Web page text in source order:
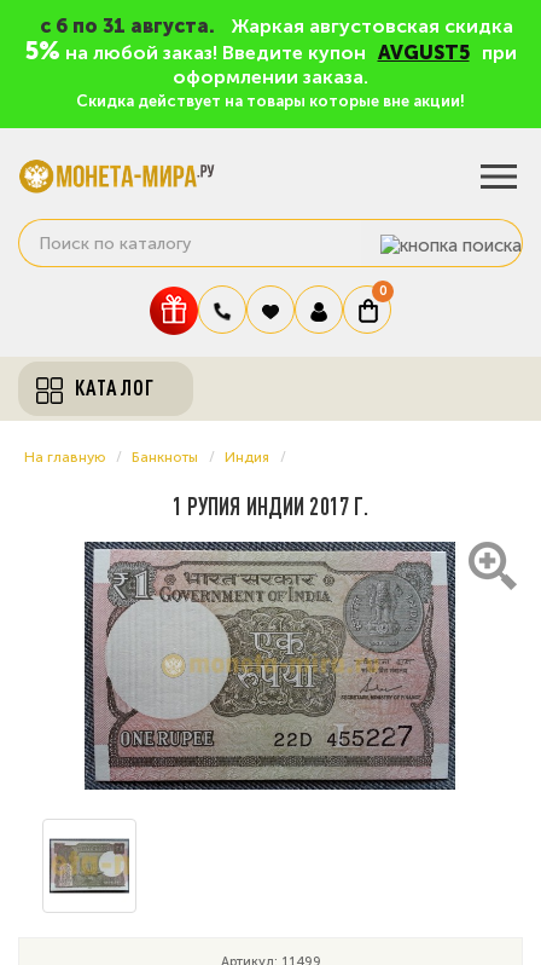
c 6 по 31 августа. Жаркая августовская скидка
5% на любой заказ! Введите купон AVGUST5
при
оформлении заказа.
Скидка действует на товары которые вне акции!
0
КАТАЛОГ
На главную Банкноты Индия
1 РУПИЯ ИНДИИ 2017 Г.
Артикул: 11499